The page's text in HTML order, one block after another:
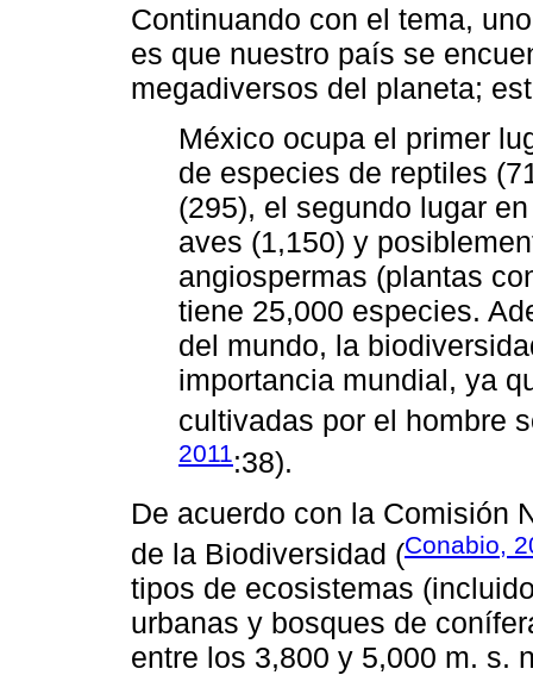
Continuando con el tema,
es que nuestro país se
megadiversos del planeta;
México ocupa el primer
de especies de reptiles
(295), el segundo lugar
aves (1,150) y
angiospermas (plantas
tiene 25,000 especies.
del mundo, la
importancia mundial, ya
cultivadas por el hombre
2011 :38).
De acuerdo con la Comisión
de la Biodiversidad (Conabio,
tipos de ecosistemas
urbanas y bosques de
entre los 3,800 y 5,000 m. s.